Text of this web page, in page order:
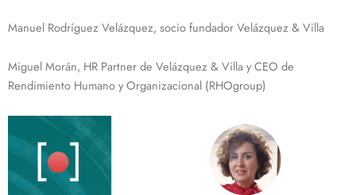
Manuel Rodríguez Velázquez, socio fundador Velázquez & Villa
Miguel Morán, HR Partner de Velázquez & Villa y CEO de
Rendimiento Humano y Organizacional (RHOgroup)